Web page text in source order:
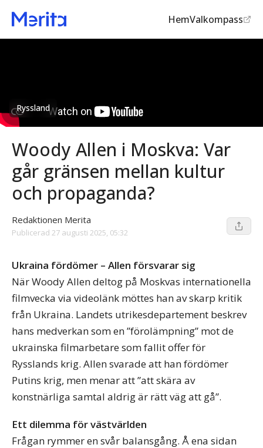
HemValkompass
Ryssland
Woody Allen i Moskva: Var
går gränsen mellan kultur
och propaganda?
Redaktionen Merita
Publicerad 27 augusti 2025, 05:32
Ukraina fördömer – Allen försvarar sig
När Woody Allen deltog på Moskvas internationella
filmvecka via videolänk möttes han av skarp kritik
från Ukraina. Landets utrikesdepartement beskrev
hans medverkan som en ”förolämpning” mot de
ukrainska filmarbetare som fallit offer för
Rysslands krig. Allen svarade att han fördömer
Putins krig, men menar att ”att skära av
konstnärliga samtal aldrig är rätt väg att gå”.
Ett dilemma för västvärlden
Frågan rymmer en svår balansgång. Å ena sidan